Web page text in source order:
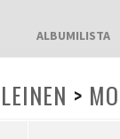
ALBUMILISTA
>